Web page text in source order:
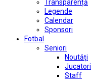
Transparență
Legende
Calendar
Sponsori
Fotbal
Seniori
Noutăți
Jucatori
Staff